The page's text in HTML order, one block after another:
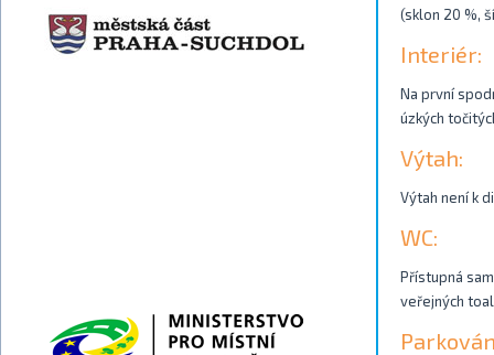
(sklon 20 %,
Interiér:
Na první
úzkých
Výtah:
Výtah není k
WC:
Přístupná
veřejných